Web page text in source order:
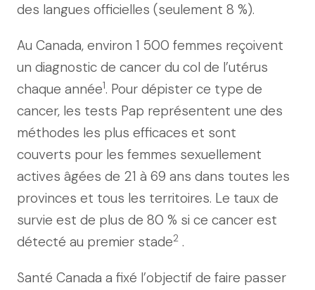
des langues officielles (seulement 8 %).
Au Canada, environ 1 500 femmes reçoivent
un diagnostic de cancer du col de l’utérus
chaque année1. Pour dépister ce type de
cancer, les tests Pap représentent une des
méthodes les plus efficaces et sont
couverts pour les femmes sexuellement
actives âgées de 21 à 69 ans dans toutes les
provinces et tous les territoires. Le taux de
survie est de plus de 80 % si ce cancer est
détecté au premier stade2 .
Santé Canada a fixé l’objectif de faire passer